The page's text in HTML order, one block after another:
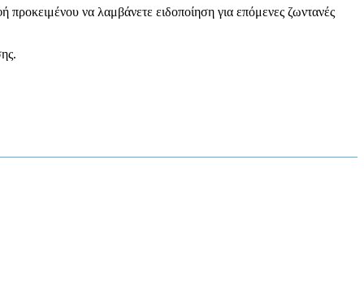
προκειμένου να λαμβάνετε ειδοποίηση για επόμενες ζωντανές